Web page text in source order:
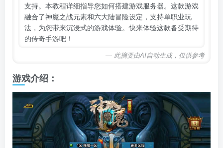
支持。本教程详细指导您如何搭建游戏服务器。这款游戏
融合了神魔之战元素和六大陆冒险设定，支持单职业玩
法，为您带来沉浸式的游戏体验。快来体验这款备受期待
的传奇手游吧！
— 此摘要由AI自动生成，仅供参考
游戏介绍：